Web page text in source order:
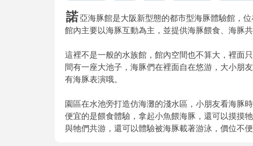
諾亞海豚館是大阪新型態的都市型海豚體驗館，
館內主要以海豚互動為主，並提供海豚餵食、海豚共
這裡不是一般的水族館，館內空間也不算大，裡面
間有一座大池子，海豚們在裡面自在悠游，大小朋
有海豚表演哦。
園區在水池旁打造仿海灘的淺水區，小朋友看海豚
便宜的是餵食體驗，拿起小魚餵海豚，還可以摸摸
與牠們共游，還可以體驗被海豚載著游泳，價位不